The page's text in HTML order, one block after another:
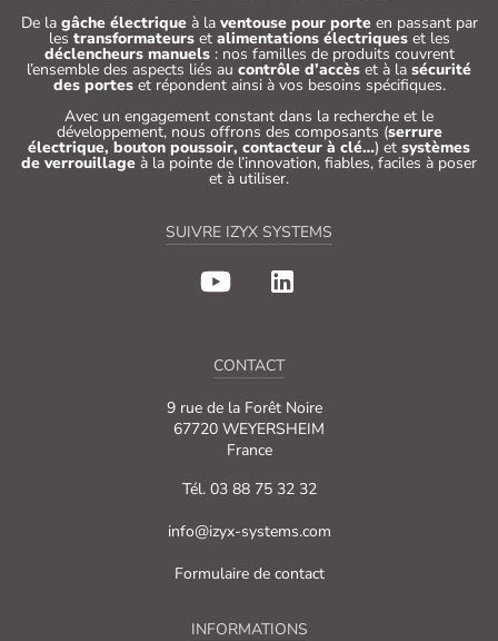
De la gâche électriqueà la ventouse pour porteen passant par
les transformateurset alimentations électriqueset les
déclencheurs manuels: nos familles de produits couvrent
l’ensemble des aspects liés au contrôle d’accès et à la sécurité
des porteset répondent ainsi à vos besoins spécifiques.
Avec un engagement constant dans la recherche et le
développement, nous offrons des composants (serrure
électrique, bouton poussoir, contacteur à clé…) et systèmes
de verrouillage à la pointe de l’innovation, fiables, faciles à poser
et à utiliser.
SUIVRE IZYX SYSTEMS
CONTACT
9 rue de la Forêt Noire
67720 WEYERSHEIM
France
Tél. 03 88 75 32 32
info@izyx-systems.com
Formulaire de contact
INFORMATIONS